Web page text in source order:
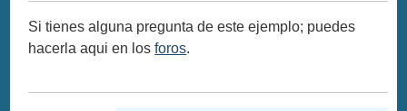
Si tienes alguna pregunta de este ejemplo; puedes
hacerla aqui en losforos.